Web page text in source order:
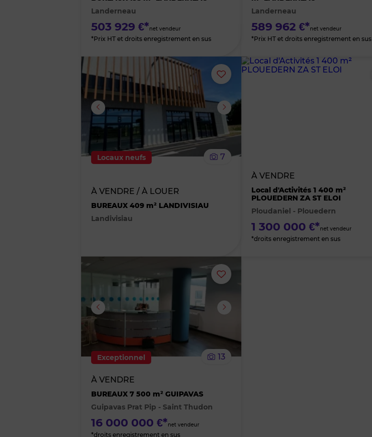
favoris
Landerneau
503 929 €*net vendeur
*Prix HT et droits enregistrement en sus
Landerneau
589 962 €*net vendeur
*Prix HT et droits enregistrement en sus
Ajouter
ou
supprimer
favoris
Locaux neufs 7
À VENDRE / À LOUER
BUREAUX 409 m² LANDIVISIAU
Landivisiau
À VENDRE
Local d'Activités 1 400 m²
PLOUEDERN ZA ST ELOI
Ploudaniel - Plouedern
1 300 000 €*net vendeur
*droits enregistrement en sus
Ajouter
ou
Exceptionnel 13
À VENDRE
BUREAUX 7 500 m² GUIPAVAS
Guipavas Prat Pip - Saint Thudon
16 000 000 €*net vendeur
*droits enregistrement en sus